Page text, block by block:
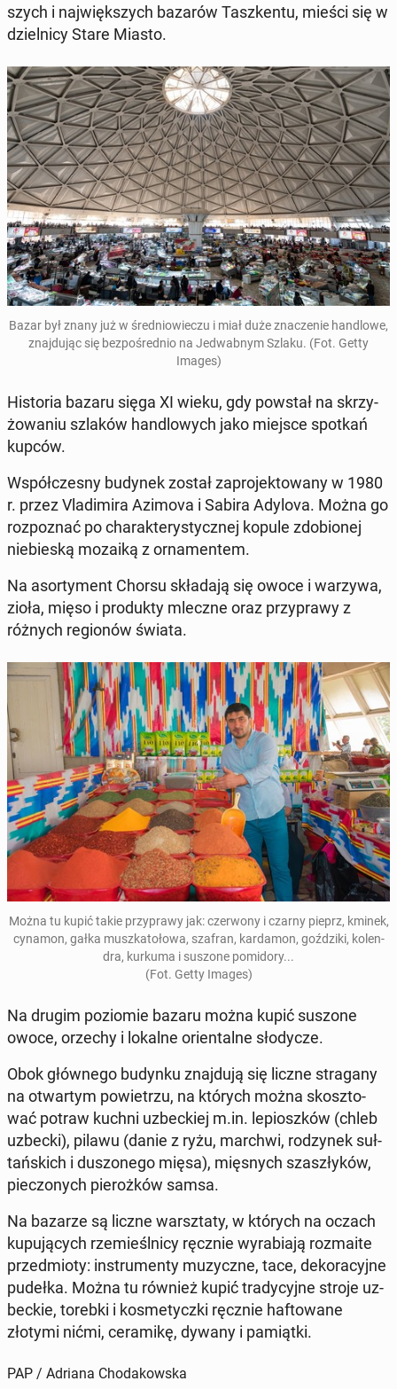
szych i naj­więk­szych bazarów Tasz­ken­tu, mieści się w
dziel­ni­cy Stare Miasto.
Bazar był znany już w śre­dnio­wie­czu i miał duże zna­cze­nie han­dlo­we,
znaj­du­jąc się bez­po­śred­nio na Je­dwab­nym Szlaku. (Fot. Getty
Images)
Hi­sto­ria bazaru sięga XI wieku, gdy powstał na skrzy­
żo­wa­niu szlaków han­dlo­wych jako miejsce spotkań
kupców.
Współ­cze­sny budynek został za­pro­jek­to­wa­ny w 1980
r. przez Vla­di­mi­ra Azimova i Sabira Adylova. Można go
roz­po­znać po cha­rak­te­ry­stycz­nej kopule zdo­bio­nej
nie­bie­ską mozaiką z or­na­men­tem.
Na asor­ty­ment Chorsu skła­da­ją się owoce i warzywa,
zioła, mięso i pro­duk­ty mleczne oraz przy­pra­wy z
różnych re­gio­nów świata.
Można tu kupić takie przy­pra­wy jak: czer­wo­ny i czarny pieprz, kminek,
cynamon, gałka musz­ka­to­ło­wa, szafran, kar­da­mon, goź­dzi­ki, ko­len­
dra, kurkuma i suszone po­mi­do­ry...
(Fot. Getty Images)
Na drugim po­zio­mie bazaru można kupić suszone
owoce, orzechy i lokalne orien­tal­ne sło­dy­cze.
Obok głów­ne­go budynku znaj­du­ją się liczne stra­ga­ny
na otwar­tym po­wie­trzu, na których można skosz­to­
wać potraw kuchni uz­bec­kiej m.in. le­piosz­ków (chleb
uzbecki), pilawu (danie z ryżu, marchwi, ro­dzy­nek suł­
tań­skich i du­szo­ne­go mięsa), mię­snych szasz­ły­ków,
pie­czo­nych pie­roż­ków samsa.
Na bazarze są liczne warsz­ta­ty, w których na oczach
ku­pu­ją­cych rze­mieśl­ni­cy ręcznie wy­ra­bia­ją roz­ma­ite
przed­mio­ty: in­stru­men­ty mu­zycz­ne, tace, de­ko­ra­cyj­ne
pudełka. Można tu również kupić tra­dy­cyj­ne stroje uz­
bec­kie, torebki i ko­sme­tycz­ki ręcznie ha­fto­wa­ne
złotymi nićmi, ce­ra­mi­kę, dywany i pa­miąt­ki.
PAP / Adriana Chodakowska